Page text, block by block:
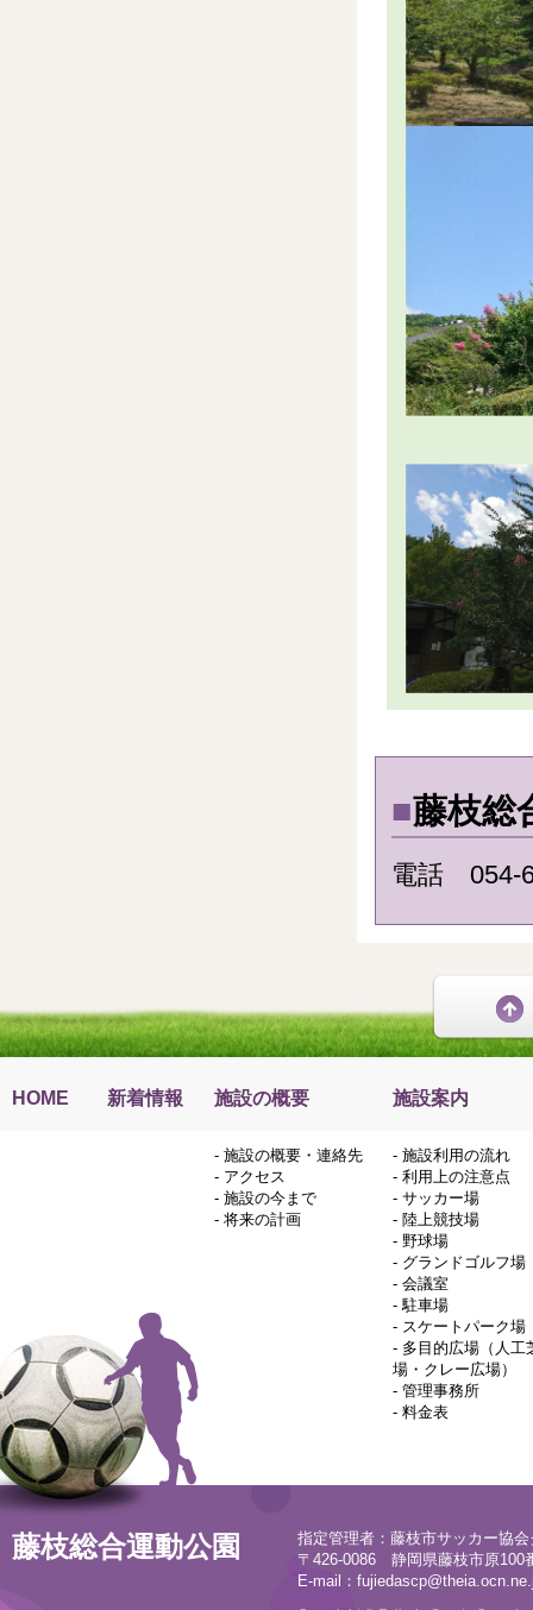
■藤枝総
電話 054-
HOME 新着情報 施設の概要 施設案内
- 施設の概要・連絡先
- アクセス
- 施設の今まで
- 将来の計画
- 施設利用の流れ
- 利用上の注意点
- サッカー場
- 陸上競技場
- 野球場
- グランドゴルフ場
- 会議室
-駐車場
- スケートパーク場
- 多目的広場（人工
場・クレー広場）
- 管理事務所
- 料金表
藤枝総合運動公園
指定管理者：藤枝市サッカー協
〒426-0086 静岡県藤枝市原100
E-mail：